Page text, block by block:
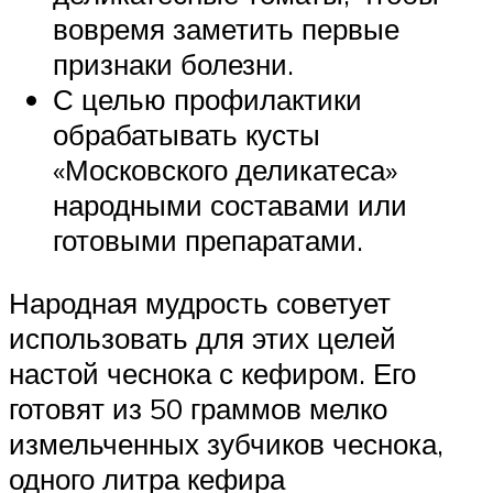
вовремя заметить первые
признаки болезни.
С целью профилактики
обрабатывать кусты
«Московского деликатеса»
народными составами или
готовыми препаратами.
Народная мудрость советует
использовать для этих целей
настой чеснока с кефиром. Его
готовят из 50 граммов мелко
измельченных зубчиков чеснока,
одного литра кефира